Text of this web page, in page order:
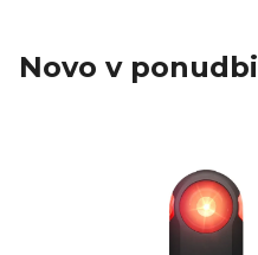
Novo v ponudbi